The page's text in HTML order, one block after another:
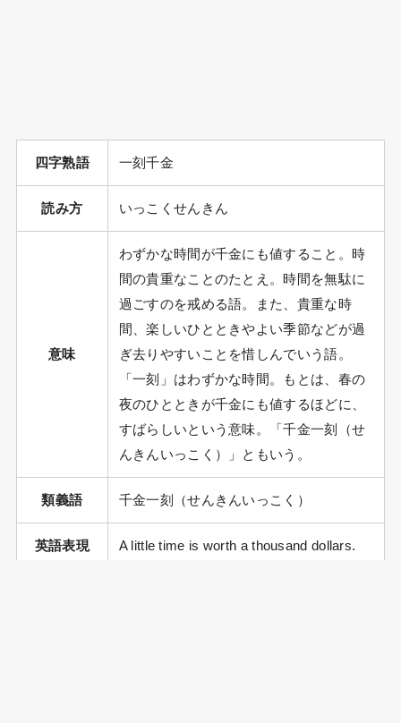
四字熟語 一刻千金
読み方 いっこくせんきん
意味
わずかな時間が千金にも値すること。時
間の貴重なことのたとえ。時間を無駄に
過ごすのを戒める語。また、貴重な時
間、楽しいひとときやよい季節などが過
ぎ去りやすいことを惜しんでいう語。
「一刻」はわずかな時間。もとは、春の
夜のひとときが千金にも値するほどに、
すばらしいという意味。「千金一刻（せ
んきんいっこく）」ともいう。
類義語 千金一刻（せんきんいっこく）
英語表現 A little time is worth a thousand dollars.